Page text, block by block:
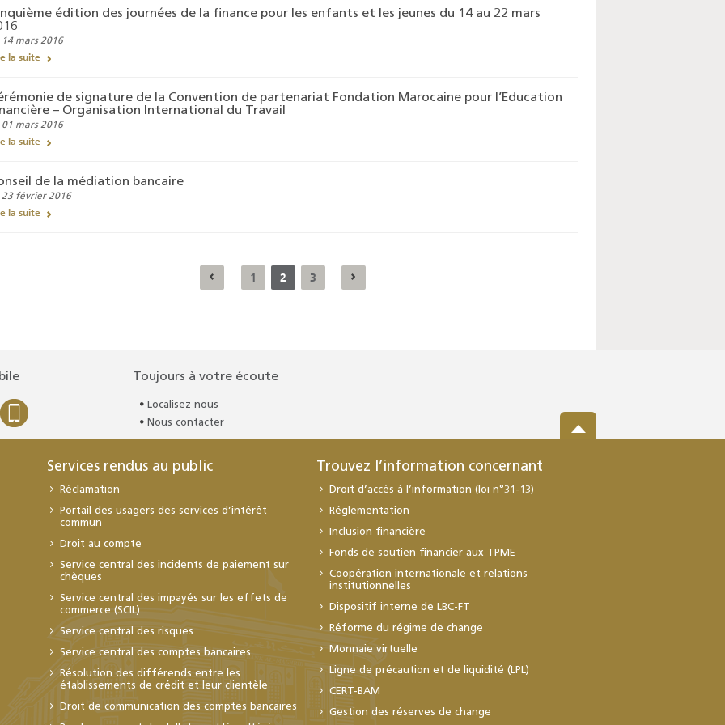
édition des journées de la finance pour les enfants et les jeunes du 14 au 22 mars
14 mars 2016
la suite
de signature de la Convention de partenariat Fondation Marocaine pour l’Education
– Organisation International du Travail
01 mars 2016
la suite
de la médiation bancaire
23 février 2016
la suite
1 2 3
Toujours à votre écoute
Localisez nous
Nous contacter
Services rendus au public
Réclamation
Portail des usagers des services d’intérêt
commun
Droit au compte
Service central des incidents de paiement sur
chèques
Service central des impayés sur les effets de
commerce (SCIL)
Service central des risques
Service central des comptes bancaires
Résolution des différends entre les
établissements de crédit et leur clientèle
Droit de communication des comptes bancaires
Trouvez l’information concernant
Droit d’accès à l’information (loi n°31-13)
Réglementation
Inclusion financière
Fonds de soutien financier aux TPME
Coopération internationale et relations
institutionnelles
Dispositif interne de LBC-FT
Réforme du régime de change
Monnaie virtuelle
Ligne de précaution et de liquidité (LPL)
CERT-BAM
Gestion des réserves de change